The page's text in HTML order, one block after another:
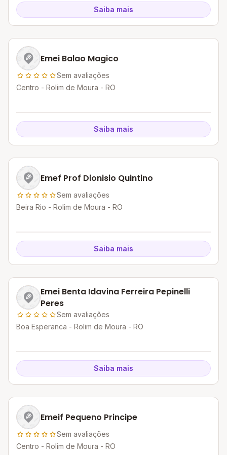
Saiba mais
Emei Balao Magico
Sem avaliações
Centro - Rolim de Moura - RO
Saiba mais
Emef Prof Dionisio Quintino
Sem avaliações
Beira Rio - Rolim de Moura - RO
Saiba mais
Emei Benta Idavina Ferreira Pepinelli
Peres
Sem avaliações
Boa Esperanca - Rolim de Moura - RO
Saiba mais
Emeif Pequeno Principe
Sem avaliações
Centro - Rolim de Moura - RO